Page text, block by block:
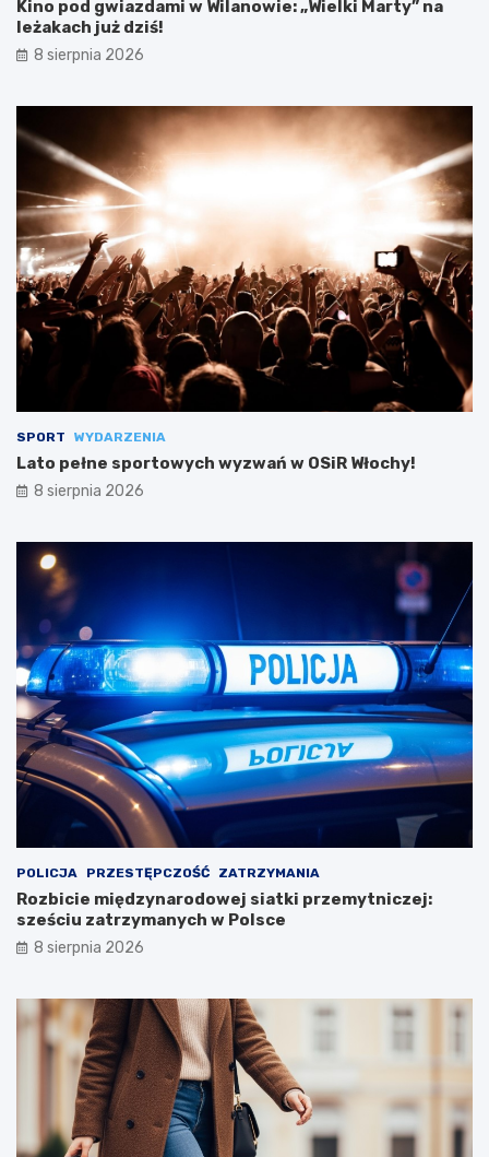
Kino pod gwiazdami w Wilanowie: „Wielki Marty” na
leżakach już dziś!
8 sierpnia 2026
SPORT WYDARZENIA
Lato pełne sportowych wyzwań w OSiR Włochy!
8 sierpnia 2026
POLICJA PRZESTĘPCZOŚĆ ZATRZYMANIA
Rozbicie międzynarodowej siatki przemytniczej:
sześciu zatrzymanych w Polsce
8 sierpnia 2026